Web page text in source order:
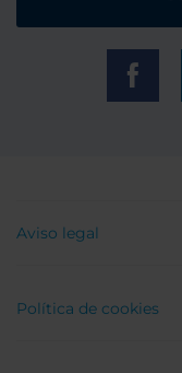
Aviso legal
Política de cookies